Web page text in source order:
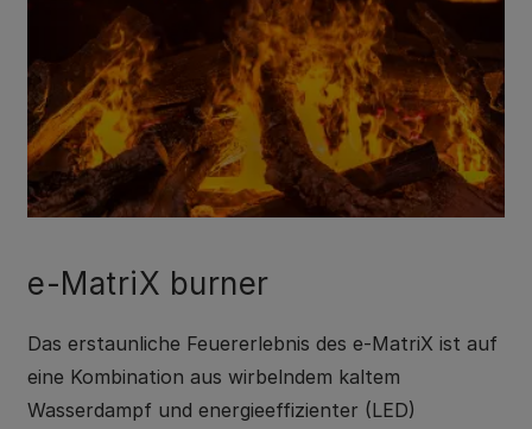
e-MatriX burner
Das erstaunliche Feuererlebnis des e-MatriX ist auf
eine Kombination aus wirbelndem kaltem
Wasserdampf und energieeffizienter (LED)